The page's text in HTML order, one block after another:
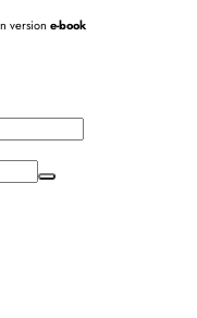
version e-book